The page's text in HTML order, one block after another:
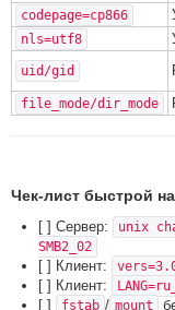
codepage=cp866
nls=utf8
uid/gid
file_mode/dir_mode
Чек-лист быстрой
[ ] Сервер: unix
SMB2_02
[ ] Клиент:
[ ] Клиент:
[ ] fstab / mount